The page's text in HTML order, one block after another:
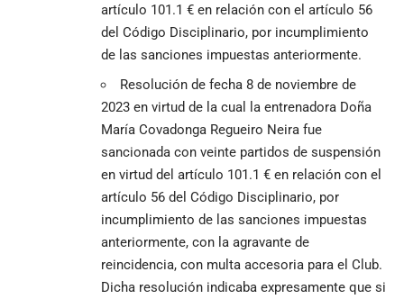
artículo 101.1 € en relación con el artículo 56
del Código Disciplinario, por incumplimiento
de las sanciones impuestas anteriormente.
Resolución de fecha 8 de noviembre de
2023 en virtud de la cual la entrenadora Doña
María Covadonga Regueiro Neira fue
sancionada con veinte partidos de suspensión
en virtud del artículo 101.1 € en relación con el
artículo 56 del Código Disciplinario, por
incumplimiento de las sanciones impuestas
anteriormente, con la agravante de
reincidencia, con multa accesoria para el Club.
Dicha resolución indicaba expresamente que si